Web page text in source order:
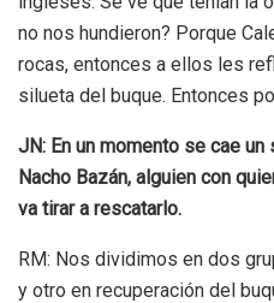
no nos hundieron? Porque
rocas, entonces a ellos les
silueta del buque. Entonces
JN: En un momento se cae
Nacho Bazán, alguien con
va tirar a rescatarlo.
RM: Nos dividimos en dos
y otro en recuperación del